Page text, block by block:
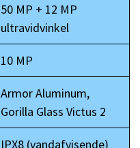
50 MP + 12 MP
ultravidvinkel
10 MP
Armor Aluminum,
Gorilla Glass Victus 2
IPX8 (vandafvisende)